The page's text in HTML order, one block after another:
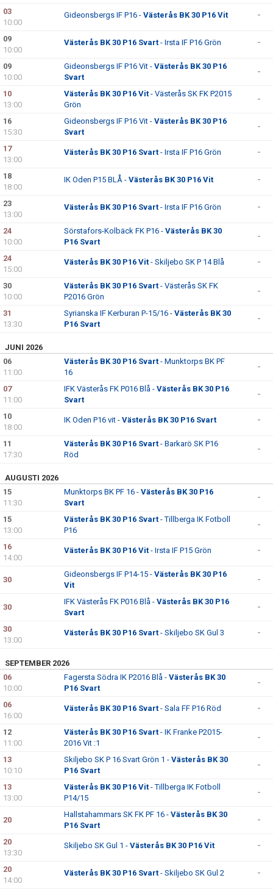
03
10:00
Gideonsbergs IF P16 - Västerås BK 30 P16 Vit -
09
10:00
Västerås BK 30 P16 Svart - Irsta IF P16 Grön -
09
10:00
Gideonsbergs IF P16 Vit - Västerås BK 30 P16
Svart
-
10
13:00
Västerås BK 30 P16 Vit - Västerås SK FK P2015
Grön
-
16
15:30
Gideonsbergs IF P16 Vit - Västerås BK 30 P16
Svart
-
17
13:00
Västerås BK 30 P16 Svart - Irsta IF P16 Grön -
18
18:00
IK Oden P15 BLÅ - Västerås BK 30 P16 Vit -
23
13:00
Västerås BK 30 P16 Svart - Irsta IF P16 Grön -
24
10:00
Sörstafors-Kolbäck FK P16 - Västerås BK 30
P16 Svart
-
24
15:00
Västerås BK 30 P16 Vit - Skiljebo SK P 14 Blå -
30
10:00
Västerås BK 30 P16 Svart - Västerås SK FK
P2016 Grön
-
31
13:30
Syrianska IF Kerburan P-15/16 - Västerås BK 30
P16 Svart
-
JUNI 2026
06
11:00
Västerås BK 30 P16 Svart - Munktorps BK PF
16
-
07
11:00
IFK Västerås FK P016 Blå - Västerås BK 30 P16
Svart
-
10
18:00
IK Oden P16 vit - Västerås BK 30 P16 Svart -
11
17:30
Västerås BK 30 P16 Svart - Barkarö SK P16
Röd
-
AUGUSTI 2026
15
11:30
Munktorps BK PF 16 - Västerås BK 30 P16
Svart
-
15
13:00
Västerås BK 30 P16 Svart - Tillberga IK Fotboll
P16
-
16
14:00
Västerås BK 30 P16 Vit - Irsta IF P15 Grön -
30
Gideonsbergs IF P14-15 - Västerås BK 30 P16
Vit
-
30
IFK Västerås FK P016 Blå - Västerås BK 30 P16
Svart
-
30
13:00
Västerås BK 30 P16 Svart - Skiljebo SK Gul 3 -
SEPTEMBER 2026
06
10:00
Fagersta Södra IK P2016 Blå - Västerås BK 30
P16 Svart
-
06
16:00
Västerås BK 30 P16 Svart - Sala FF P16 Röd -
12
11:00
Västerås BK 30 P16 Svart - IK Franke P2015-
2016 Vit :1
-
13
10:10
Skiljebo SK P 16 Svart Grön 1 - Västerås BK 30
P16 Svart
-
13
13:00
Västerås BK 30 P16 Vit - Tillberga IK Fotboll
P14/15
-
20
Hallstahammars SK FK PF 16 - Västerås BK 30
P16 Svart
-
20
13:30
Skiljebo SK Gul 1 - Västerås BK 30 P16 Vit -
20
14:00
Västerås BK 30 P16 Svart - Skiljebo SK Gul 2 -